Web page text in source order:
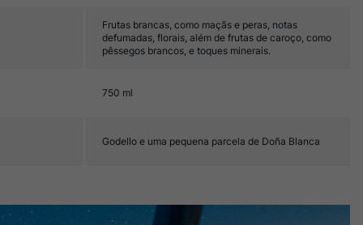
Frutas brancas, como maçãs e peras, notas
defumadas, florais, além de frutas de caroço, como
pêssegos brancos, e toques minerais.
750 ml
Godello e uma pequena parcela de Doña Blanca